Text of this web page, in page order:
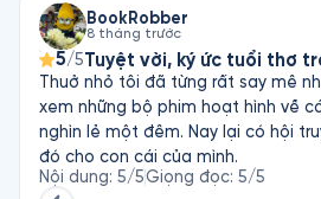
BookRobber
8 tháng trước
5/5Tuyệt vời, ký ức tuổi thơ
Thuở nhỏ tôi đã từng rất say mê
xem những bộ phim hoạt hình về
nghìn lẻ một đêm. Nay lại có hội
đó cho con cái của mình.
Nội dung: 5/5Giọng đọc: 5/5